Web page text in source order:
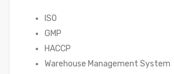
ISO
GMP
HACCP
Warehouse Management System